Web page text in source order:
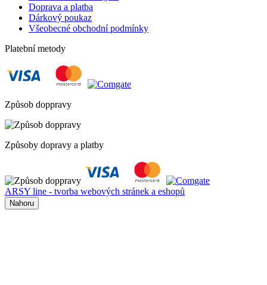
Doprava a platba
Dárkový poukaz
Všeobecné obchodní podmínky
Platební metody
Způsob doppravy
Způsoby dopravy a platby
ARSY line - tvorba webových stránek a eshopů
Nahoru